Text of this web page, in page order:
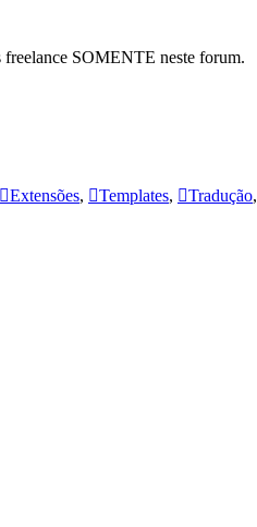
freelance SOMENTE neste forum.
Extensões, Templates, Tradução,